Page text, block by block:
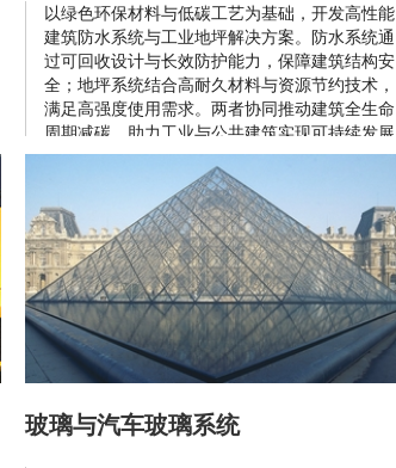
以绿色环保材料与低碳工艺为基础，开发高性能
建筑防水系统与工业地坪解决方案。防水系统通
过可回收设计与长效防护能力，保障建筑结构安
全；地坪系统结合高耐久材料与资源节约技术，
满足高强度使用需求。两者协同推动建筑全生命
周期减碳，助力工业与公共建筑实现可持续发展
目标。
玻璃与汽车玻璃系统